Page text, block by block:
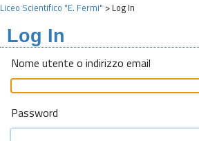
Liceo Scientifico "E. Fermi" > Log In
Log In
Nome utente o indirizzo email
Password